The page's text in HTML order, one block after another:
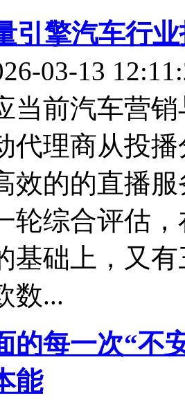
引擎汽车行
03-13
当前汽车营
代理商从投
效的的直播
轮综合评估
基础上，又
数...
的每一次“不
能